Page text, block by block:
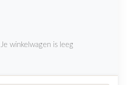
Je winkelwagen is leeg